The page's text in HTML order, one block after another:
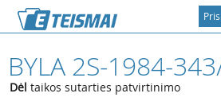
BYLA 2S-1984-
Dėl taikos sutarties patvirtinimo